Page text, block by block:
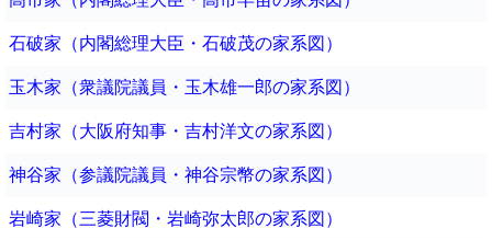
石破家（内閣総理大臣・石破茂の家系図）
玉木家（衆議院議員・玉木雄一郎の家系図）
吉村家（大阪府知事・吉村洋文の家系図）
神谷家（参議院議員・神谷宗幣の家系図）
岩崎家（三菱財閥・岩崎弥太郎の家系図）